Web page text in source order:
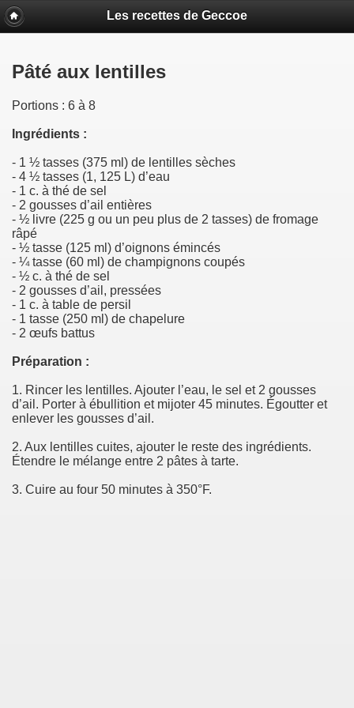
Les recettes de Geccoe
Pâté aux lentilles
Portions : 6 à 8
Ingrédients :
- 1 ½ tasses (375 ml) de lentilles sèches
- 4 ½ tasses (1, 125 L) d’eau
- 1 c. à thé de sel
- 2 gousses d’ail entières
- ½ livre (225 g ou un peu plus de 2 tasses) de fromage
râpé
- ½ tasse (125 ml) d’oignons émincés
- ¼ tasse (60 ml) de champignons coupés
- ½ c. à thé de sel
- 2 gousses d’ail, pressées
- 1 c. à table de persil
- 1 tasse (250 ml) de chapelure
- 2 œufs battus
Préparation :
1. Rincer les lentilles. Ajouter l’eau, le sel et 2 gousses
d’ail. Porter à ébullition et mijoter 45 minutes. Égoutter et
enlever les gousses d’ail.
2. Aux lentilles cuites, ajouter le reste des ingrédients.
Étendre le mélange entre 2 pâtes à tarte.
3. Cuire au four 50 minutes à 350°F.